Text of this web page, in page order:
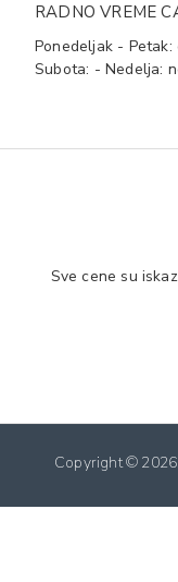
RADNO VREME
Ponedeljak -
Subota: - Nedelja:
Sve cene su
Copyright ©